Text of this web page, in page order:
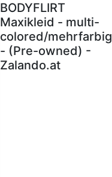
BODYFLIRT
Maxikleid - multi-
colored/mehrfarbig
- (Pre-owned) -
Zalando.at